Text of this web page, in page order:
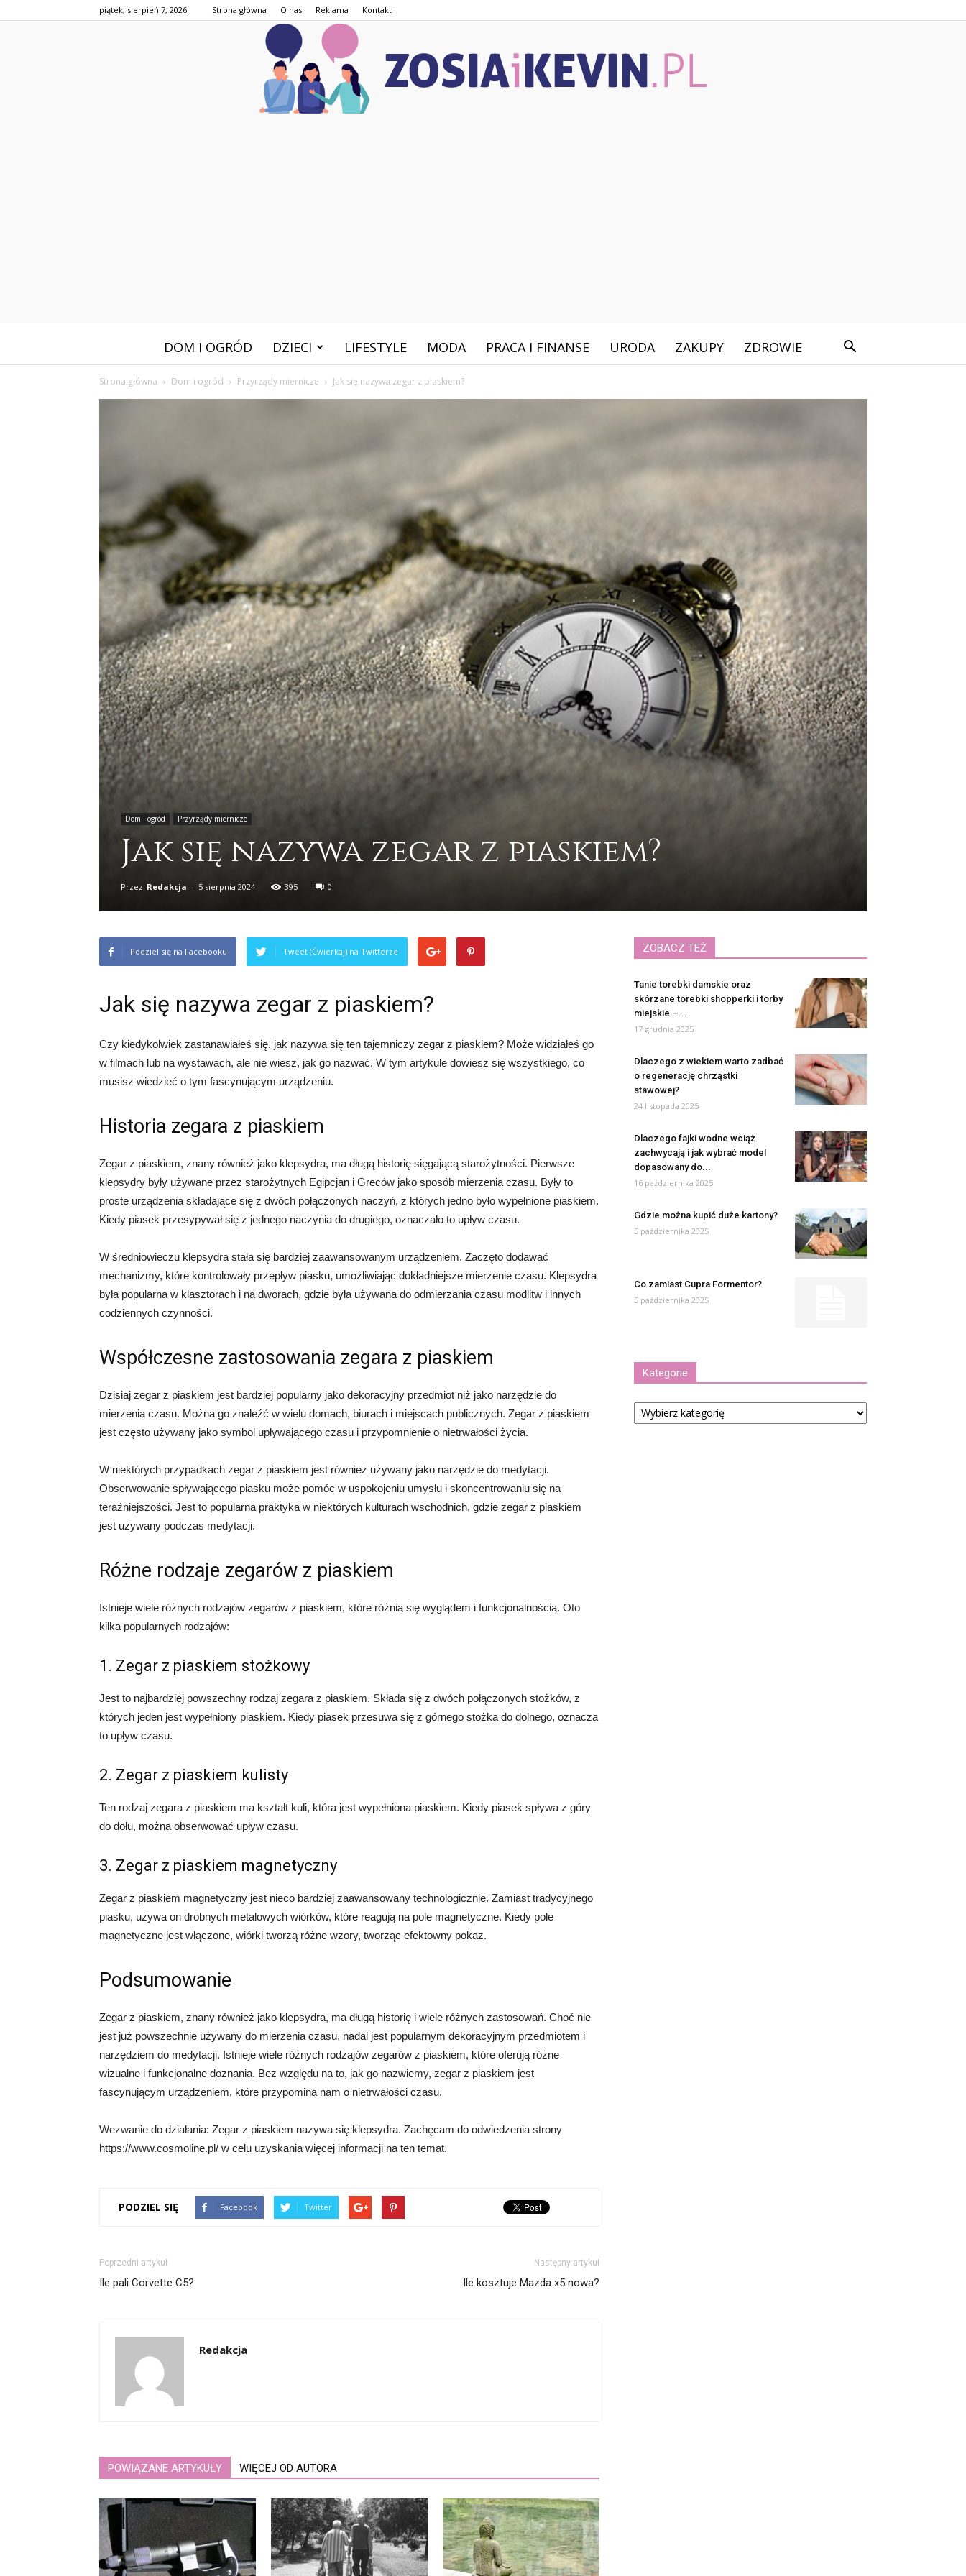
piątek, sierpień 7, 2026 Strona główna O nas Reklama Kontakt
DOM I OGRÓD DZIECI LIFESTYLE MODA PRACA I FINANSE URODA ZAKUPY ZDROWIE
Strona główna Dom i ogród Przyrządy miernicze Jak się nazywa zegar z piaskiem?
Dom i ogród Przyrządy miernicze
Jak się nazywa zegar z piaskiem?
Przez Redakcja - 5 sierpnia 2024 395 0
Podziel się na Facebooku Tweet (Ćwierkaj) na Twitterze
Jak się nazywa zegar z piaskiem?
Czy kiedykolwiek zastanawiałeś się, jak nazywa się ten tajemniczy zegar z piaskiem? Może widziałeś go
w filmach lub na wystawach, ale nie wiesz, jak go nazwać. W tym artykule dowiesz się wszystkiego, co
musisz wiedzieć o tym fascynującym urządzeniu.
Historia zegara z piaskiem
Zegar z piaskiem, znany również jako klepsydra, ma długą historię sięgającą starożytności. Pierwsze
klepsydry były używane przez starożytnych Egipcjan i Greców jako sposób mierzenia czasu. Były to
proste urządzenia składające się z dwóch połączonych naczyń, z których jedno było wypełnione piaskiem.
Kiedy piasek przesypywał się z jednego naczynia do drugiego, oznaczało to upływ czasu.
W średniowieczu klepsydra stała się bardziej zaawansowanym urządzeniem. Zaczęto dodawać
mechanizmy, które kontrolowały przepływ piasku, umożliwiając dokładniejsze mierzenie czasu. Klepsydra
była popularna w klasztorach i na dworach, gdzie była używana do odmierzania czasu modlitw i innych
codziennych czynności.
Współczesne zastosowania zegara z piaskiem
Dzisiaj zegar z piaskiem jest bardziej popularny jako dekoracyjny przedmiot niż jako narzędzie do
mierzenia czasu. Można go znaleźć w wielu domach, biurach i miejscach publicznych. Zegar z piaskiem
jest często używany jako symbol upływającego czasu i przypomnienie o nietrwałości życia.
W niektórych przypadkach zegar z piaskiem jest również używany jako narzędzie do medytacji.
Obserwowanie spływającego piasku może pomóc w uspokojeniu umysłu i skoncentrowaniu się na
teraźniejszości. Jest to popularna praktyka w niektórych kulturach wschodnich, gdzie zegar z piaskiem
jest używany podczas medytacji.
Różne rodzaje zegarów z piaskiem
Istnieje wiele różnych rodzajów zegarów z piaskiem, które różnią się wyglądem i funkcjonalnością. Oto
kilka popularnych rodzajów:
1. Zegar z piaskiem stożkowy
Jest to najbardziej powszechny rodzaj zegara z piaskiem. Składa się z dwóch połączonych stożków, z
których jeden jest wypełniony piaskiem. Kiedy piasek przesuwa się z górnego stożka do dolnego, oznacza
to upływ czasu.
2. Zegar z piaskiem kulisty
Ten rodzaj zegara z piaskiem ma kształt kuli, która jest wypełniona piaskiem. Kiedy piasek spływa z góry
do dołu, można obserwować upływ czasu.
3. Zegar z piaskiem magnetyczny
Zegar z piaskiem magnetyczny jest nieco bardziej zaawansowany technologicznie. Zamiast tradycyjnego
piasku, używa on drobnych metalowych wiórków, które reagują na pole magnetyczne. Kiedy pole
magnetyczne jest włączone, wiórki tworzą różne wzory, tworząc efektowny pokaz.
Podsumowanie
Zegar z piaskiem, znany również jako klepsydra, ma długą historię i wiele różnych zastosowań. Choć nie
jest już powszechnie używany do mierzenia czasu, nadal jest popularnym dekoracyjnym przedmiotem i
narzędziem do medytacji. Istnieje wiele różnych rodzajów zegarów z piaskiem, które oferują różne
wizualne i funkcjonalne doznania. Bez względu na to, jak go nazwiemy, zegar z piaskiem jest
fascynującym urządzeniem, które przypomina nam o nietrwałości czasu.
Wezwanie do działania: Zegar z piaskiem nazywa się klepsydra. Zachęcam do odwiedzenia strony
https://www.cosmoline.pl/ w celu uzyskania więcej informacji na ten temat.
PODZIEL SIĘ Facebook Twitter
Poprzedni artykuł
Ile pali Corvette C5?
Następny artykuł
Ile kosztuje Mazda x5 nowa?
Redakcja
POWIĄZANE ARTYKUŁY WIĘCEJ OD AUTORA
ZOBACZ TEŻ
Tanie torebki damskie oraz
skórzane torebki shopperki i torby
miejskie –...
17 grudnia 2025
Dlaczego z wiekiem warto zadbać
o regenerację chrząstki
stawowej?
24 listopada 2025
Dlaczego fajki wodne wciąż
zachwycają i jak wybrać model
dopasowany do...
16 października 2025
Gdzie można kupić duże kartony?
5 października 2025
Co zamiast Cupra Formentor?
5 października 2025
Kategorie
Kategorie